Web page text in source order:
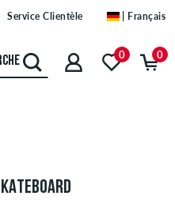
Service Clientèle | Français
0 0